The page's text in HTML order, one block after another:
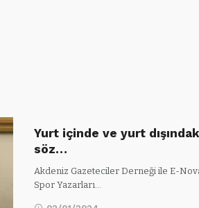
Yurt içinde ve yurt
söz…
Akdeniz Gazeteciler Derneği ile E-
Spor Yazarları…